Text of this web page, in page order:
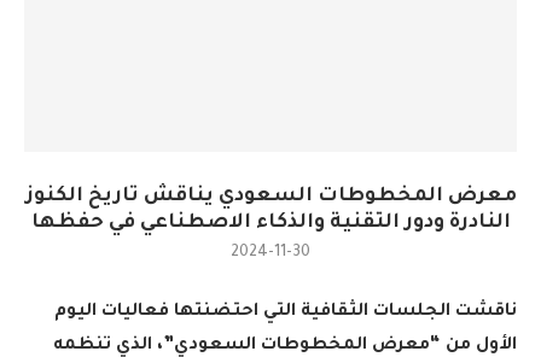
معرض المخطوطات السعودي يناقش تاريخ الكنوز
النادرة ودور التقنية والذكاء الاصطناعي في حفظها
2024-11-30
ناقشت الجلسات الثقافية التي احتضنتها فعاليات اليوم
الأول من “معرض المخطوطات السعودي”، الذي تنظمه